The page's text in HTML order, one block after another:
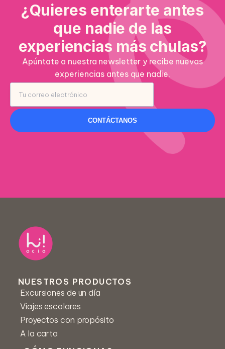
¿Quieres enterarte antes
que nadie de las
experiencias más chulas?
Apúntate a nuestra newsletter y recibe nuevas
experiencias antes que nadie.
CONTÁCTANOS
Nombre *
Centro educativo *
Correo *
Número de teléfono
NUESTROS PRODUCTOS
Excursiones de un día
Viajes escolares
Proyectos con propósito
A la carta